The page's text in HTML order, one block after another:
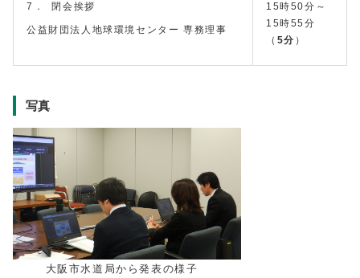
7． 閉会挨拶
公益財団法人地球環境センター 専務理事
15時50分～
15時55分
（ 5分 ）
写真
大阪市水道局から発表の様子